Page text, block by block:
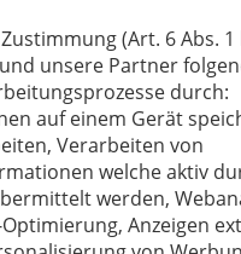
(Art. 6 Abs. 1
unsere Partner
durch:
auf einem Gerät
Verarbeiten von
welche aktiv
werden,
Anzeigen